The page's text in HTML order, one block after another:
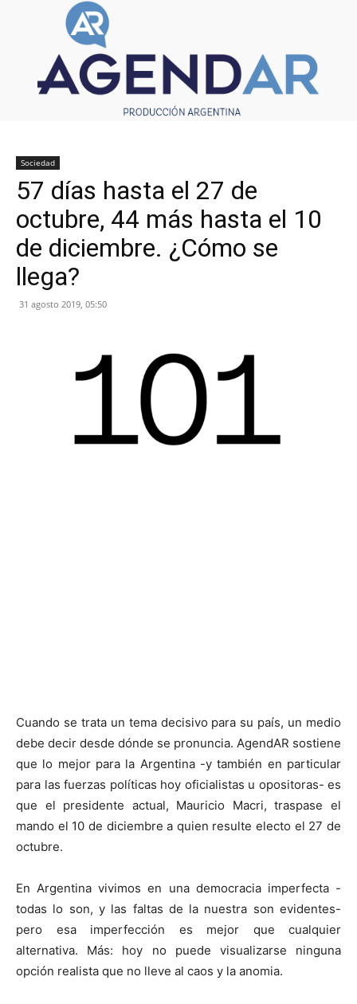
Sociedad
57 días hasta el 27 de
octubre, 44 más hasta el 10
de diciembre. ¿Cómo se
llega?
31 agosto 2019, 05:50
Cuando se trata un tema decisivo para su país, un medio
debe decir desde dónde se pronuncia. AgendAR sostiene
que lo mejor para la Argentina -y también en particular
para las fuerzas políticas hoy oficialistas u opositoras- es
que el presidente actual, Mauricio Macri, traspase el
mando el 10 de diciembre a quien resulte electo el 27 de
octubre.
En Argentina vivimos en una democracia imperfecta -
todas lo son, y las faltas de la nuestra son evidentes-
pero esa imperfección es mejor que cualquier
alternativa. Más: hoy no puede visualizarse ninguna
opción realista que no lleve al caos y la anomia.